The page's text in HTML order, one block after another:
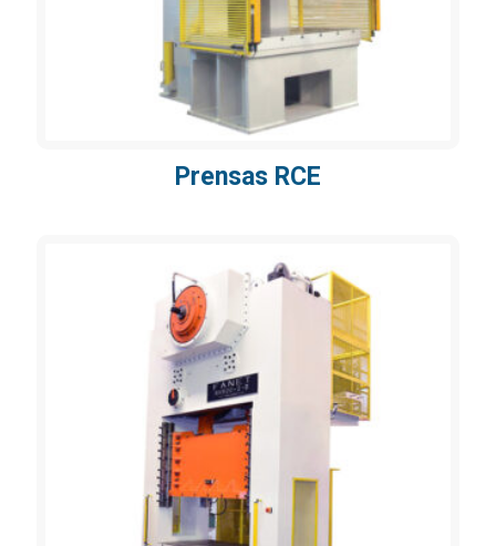
Prensas RCE